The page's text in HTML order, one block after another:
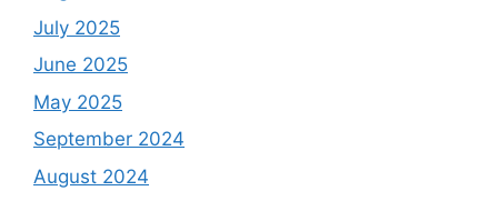
July 2025
June 2025
May 2025
September 2024
August 2024